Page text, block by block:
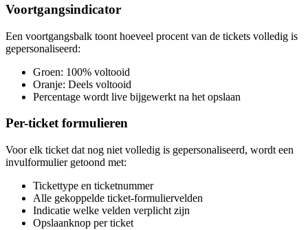
Voortgangsindicator
Een voortgangsbalk toont hoeveel procent van de tickets volledig is
gepersonaliseerd:
Groen: 100% voltooid
Oranje: Deels voltooid
Percentage wordt live bijgewerkt na het opslaan
Per-ticket formulieren
Voor elk ticket dat nog niet volledig is gepersonaliseerd, wordt een
invulformulier getoond met:
Tickettype en ticketnummer
Alle gekoppelde ticket-formuliervelden
Indicatie welke velden verplicht zijn
Opslaanknop per ticket